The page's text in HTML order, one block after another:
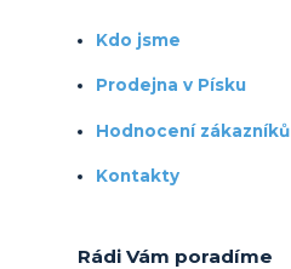
Kdo jsme
Prodejna v Písku
Hodnocení zákazníků
Kontakty
Rádi Vám poradíme